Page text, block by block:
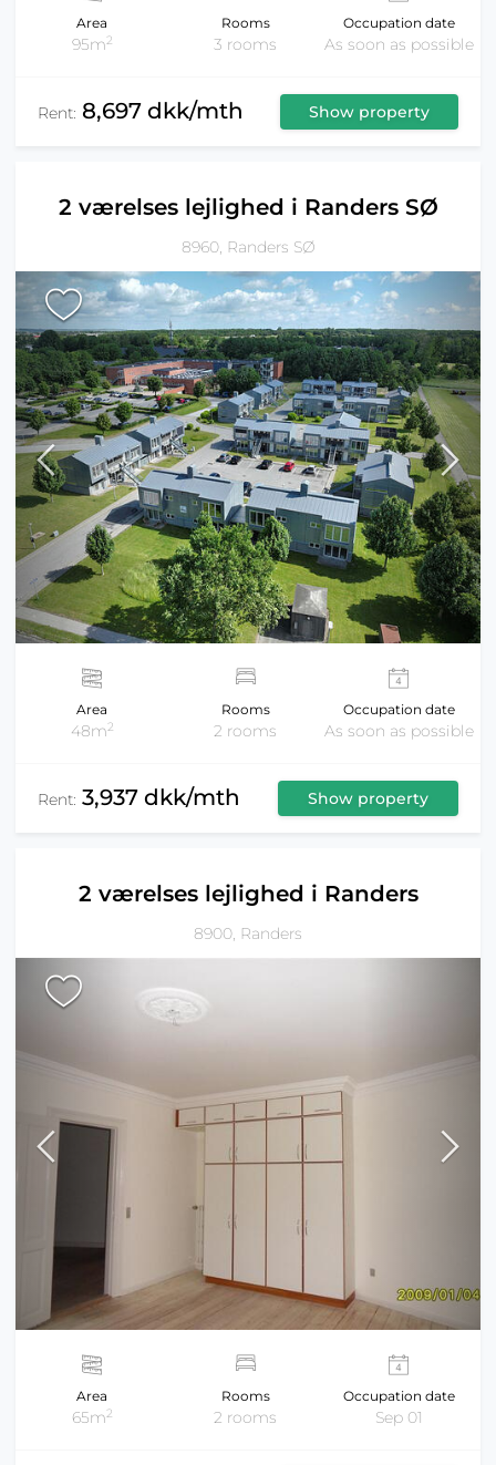
Area
95m2
Rooms
3 rooms
Occupation date
As soon as possible
Rent: 8,697 dkk/mth Show property
2 værelses lejlighed i Randers SØ
8960, Randers SØ
Area
48m2
Rooms
2 rooms
Occupation date
As soon as possible
Rent: 3,937 dkk/mth Show property
2 værelses lejlighed i Randers
8900, Randers
Area
65m2
Rooms
2 rooms
Occupation date
Sep 01